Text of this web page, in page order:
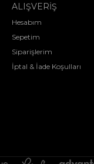
ALIŞVERİŞ
Hesabım
Sepetim
Siparişlerim
İptal & İade Koşulları